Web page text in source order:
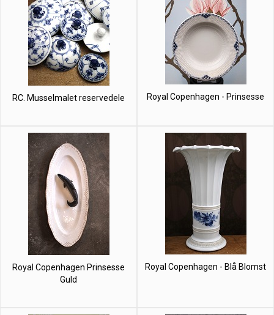
RC. Musselmalet reservedele Royal Copenhagen - Prinsesse
Royal Copenhagen Prinsesse
Guld
Royal Copenhagen - Blå Blomst